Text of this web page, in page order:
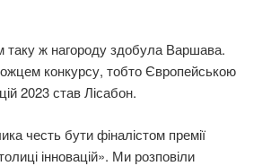
таку ж нагороду здобула Варшава.
конкурсу, тобто Європейською
2023 став Лісабон.
честь бути фіналістом премії
інновацій». Ми розповіли